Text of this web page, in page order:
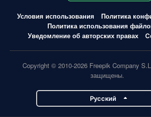
Условия использования
Политика
Политика использования
Уведомление об авторских правах
Copyright © 2010-2026 Freepik Company
защищены.
Pусский